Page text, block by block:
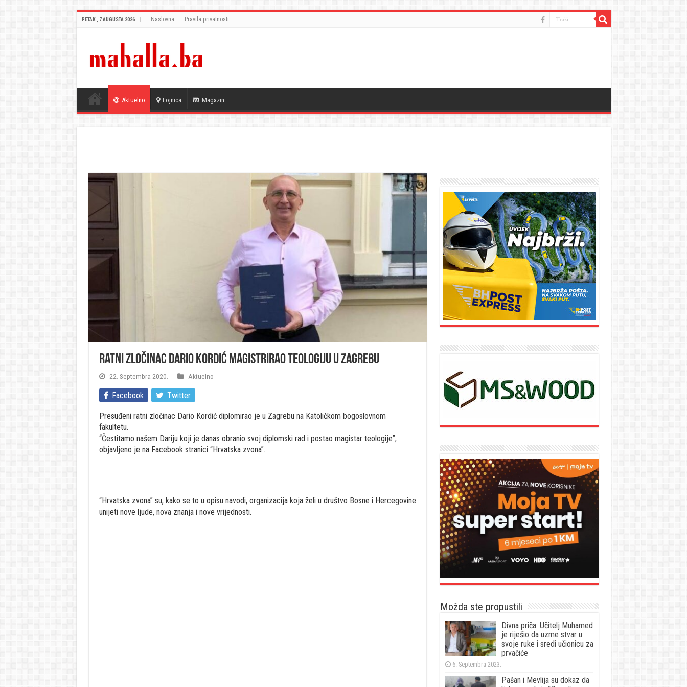
PETAK , 7 AUGUSTA 2026 Naslovna Pravila privatnosti
Aktuelno Fojnica Magazin
Ratni zločinac Dario Kordić magistrirao teologiju u Zagrebu
22. Septembra 2020. Aktuelno
Facebook Twitter
Presuđeni ratni zločinac Dario Kordić diplomirao je u Zagrebu na Katoličkom bogoslovnom
fakultetu.
“Čestitamo našem Dariju koji je danas obranio svoj diplomski rad i postao magistar teologije”,
objavljeno je na Facebook stranici “Hrvatska zvona”.
“Hrvatska zvona” su, kako se to u opisu navodi, organizacija koja želi u društvo Bosne i Hercegovine
unijeti nove ljude, nova znanja i nove vrijednosti.
Možda ste propustili
Divna priča: Učitelj Muhamed
je riješio da uzme stvar u
svoje ruke i sredi učionicu za
prvačiće
6. Septembra 2023.
Pašan i Mevlija su dokaz da